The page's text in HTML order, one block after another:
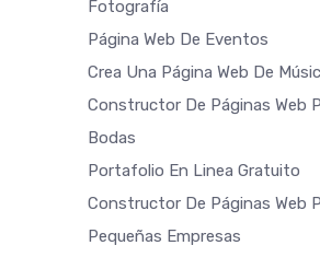
Fotografía
Página Web De Eventos
Crea Una Página Web De
Constructor De Páginas Web
Bodas
Portafolio En Linea Gratuito
Constructor De Páginas Web
Pequeñas Empresas